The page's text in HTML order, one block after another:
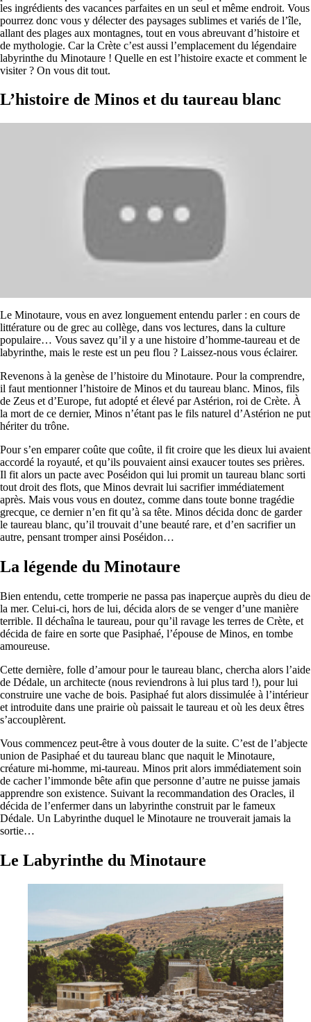
les ingrédients des vacances parfaites en un seul et même endroit. Vous
pourrez donc vous y délecter des paysages sublimes et variés de l’île,
allant des plages aux montagnes, tout en vous abreuvant d’histoire et
de mythologie. Car la Crète c’est aussi l’emplacement du légendaire
labyrinthe du Minotaure ! Quelle en est l’histoire exacte et comment le
visiter ? On vous dit tout.
L’histoire de Minos et du taureau blanc
Le Minotaure, vous en avez longuement entendu parler : en cours de
littérature ou de grec au collège, dans vos lectures, dans la culture
populaire… Vous savez qu’il y a une histoire d’homme-taureau et de
labyrinthe, mais le reste est un peu flou ? Laissez-nous vous éclairer.
Revenons à la genèse de l’histoire du Minotaure. Pour la comprendre,
il faut mentionner l’histoire de Minos et du taureau blanc. Minos, fils
de Zeus et d’Europe, fut adopté et élevé par Astérion, roi de Crète. À
la mort de ce dernier, Minos n’étant pas le fils naturel d’Astérion ne put
hériter du trône.
Pour s’en emparer coûte que coûte, il fit croire que les dieux lui avaient
accordé la royauté, et qu’ils pouvaient ainsi exaucer toutes ses prières.
Il fit alors un pacte avec Poséidon qui lui promit un taureau blanc sorti
tout droit des flots, que Minos devrait lui sacrifier immédiatement
après. Mais vous vous en doutez, comme dans toute bonne tragédie
grecque, ce dernier n’en fit qu’à sa tête. Minos décida donc de garder
le taureau blanc, qu’il trouvait d’une beauté rare, et d’en sacrifier un
autre, pensant tromper ainsi Poséidon…
La légende du Minotaure
Bien entendu, cette tromperie ne passa pas inaperçue auprès du dieu de
la mer. Celui-ci, hors de lui, décida alors de se venger d’une manière
terrible. Il déchaîna le taureau, pour qu’il ravage les terres de Crète, et
décida de faire en sorte que Pasiphaé, l’épouse de Minos, en tombe
amoureuse.
Cette dernière, folle d’amour pour le taureau blanc, chercha alors l’aide
de Dédale, un architecte (nous reviendrons à lui plus tard !), pour lui
construire une vache de bois. Pasiphaé fut alors dissimulée à l’intérieur
et introduite dans une prairie où paissait le taureau et où les deux êtres
s’accouplèrent.
Vous commencez peut-être à vous douter de la suite. C’est de l’abjecte
union de Pasiphaé et du taureau blanc que naquit le Minotaure,
créature mi-homme, mi-taureau. Minos prit alors immédiatement soin
de cacher l’immonde bête afin que personne d’autre ne puisse jamais
apprendre son existence. Suivant la recommandation des Oracles, il
décida de l’enfermer dans un labyrinthe construit par le fameux
Dédale. Un Labyrinthe duquel le Minotaure ne trouverait jamais la
sortie…
Le Labyrinthe du Minotaure